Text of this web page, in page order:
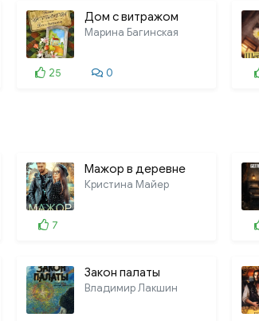
Дом с витражом
Марина Багинская
25 0
Мажор в деревне
Кристина Майер
7
Закон палаты
Владимир Лакшин